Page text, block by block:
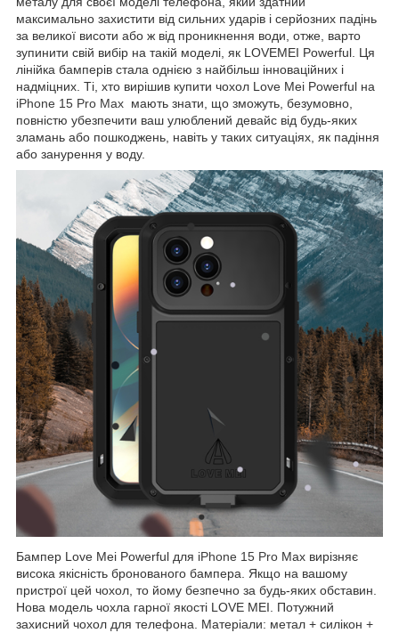
максимально захистити від сильних ударів і серйозних падінь
за великої висоти або ж від проникнення води, отже, варто
зупинити свій вибір на такій моделі, як LOVEMEI Powerful. Ця
лінійка бамперів стала однією з найбільш інноваційних і
надміцних. Ті, хто вирішив купити чохол Love Mei Powerful на
iPhone 15 Pro Max мають знати, що зможуть, безумовно,
повністю убезпечити ваш улюблений девайс від будь-яких
зламань або пошкоджень, навіть у таких ситуаціях, як падіння
або занурення у воду.
Бампер Love Mei Powerful для iPhone 15 Pro Max вирізняє
висока якісність бронованого бампера. Якщо на вашому
пристрої цей чохол, то йому безпечно за будь-яких обставин.
Нова модель чохла гарної якості LOVE MEI. Потужний
захисний чохол для телефона. Матеріали: метал + силікон +